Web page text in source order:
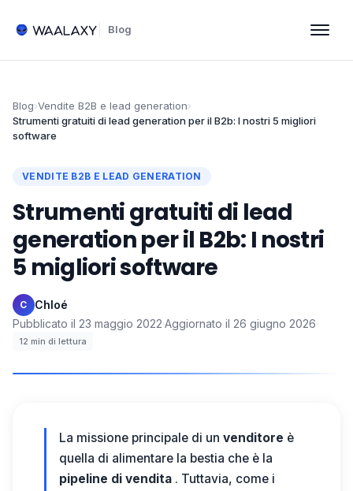
Blog
Blog›Vendite B2B e lead generation›
Strumenti gratuiti di lead generation per il B2b: I nostri 5 migliori
software
VENDITE B2B E LEAD GENERATION
Strumenti gratuiti di lead
generation per il B2b: I nostri
5 migliori software
C Chloé·
Pubblicato il 23 maggio 2022·Aggiornato il 26 giugno 2026·
12 min di lettura
La missione principale di un venditore è
quella di alimentare la bestia che è la
pipeline di vendita . Tuttavia, come i